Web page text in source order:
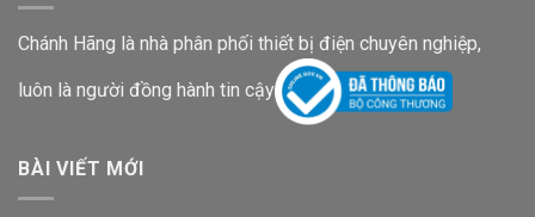
Chánh Hãng là nhà phân phối thiết bị điện chuyên nghiệp,
luôn là người đồng hành tin cậy
BÀI VIẾT MỚI